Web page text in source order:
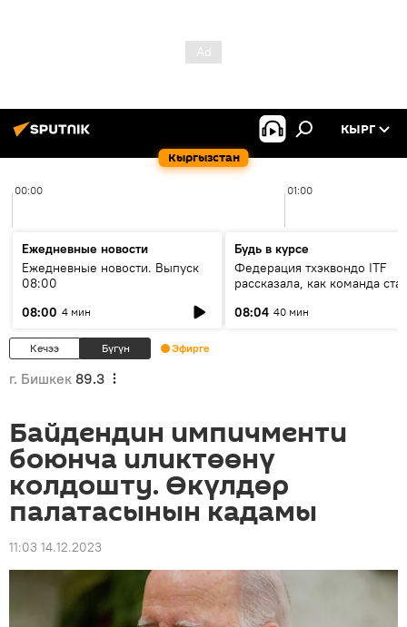
Кыргызстан
КЫРГ
00:00 01:00
Ежедневные новости
Ежедневные новости. Выпуск
08:00
08:00 4 мин
Будь в курсе
Федерация тхэквондо ITF
рассказала, как команда
08:04 40 мин
Кечээ Бүгүн Эфирге
г. Бишкек 89.3
Байдендин импичменти
боюнча иликтөөнү
колдошту. Өкүлдөр
палатасынын кадамы
11:03 14.12.2023